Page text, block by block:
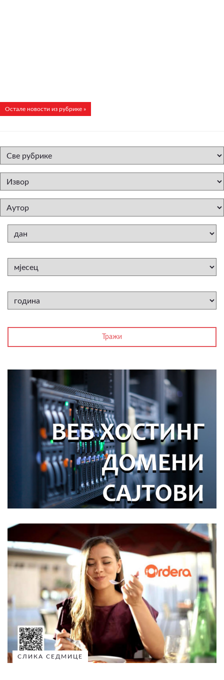
Остале новости из рубрике »
СЛИКА СЕДМИЦЕ